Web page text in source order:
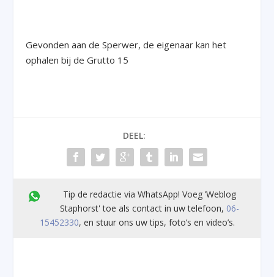
Gevonden aan de Sperwer, de eigenaar kan het
ophalen bij de Grutto 15
DEEL:
Tip de redactie via WhatsApp! Voeg ’Weblog
Staphorst' toe als contact in uw telefoon, 06-
15452330, en stuur ons uw tips, foto’s en video’s.